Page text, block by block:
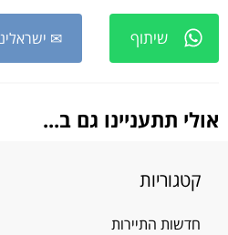
שיתוף ✉
אולי תתעניינו גם ב...
קטגוריות
חדשות התיירות